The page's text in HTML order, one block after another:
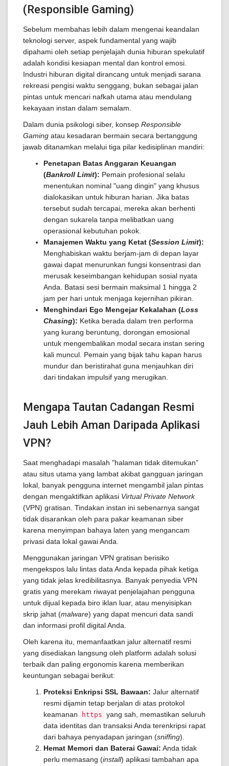
(Responsible Gaming)
Sebelum membahas lebih dalam mengenai keandalan
teknologi server, aspek fundamental yang wajib
dipahami oleh setiap penjelajah dunia hiburan spekulatif
adalah kondisi kesiapan mental dan kontrol emosi.
Industri hiburan digital dirancang untuk menjadi sarana
rekreasi pengisi waktu senggang, bukan sebagai jalan
pintas untuk mencari nafkah utama atau mendulang
kekayaan instan dalam semalam.
Dalam dunia psikologi siber, konsep Responsible
Gaming atau kesadaran bermain secara bertanggung
jawab ditanamkan melalui tiga pilar kedisiplinan mandiri:
Penetapan Batas Anggaran Keuangan
(Bankroll Limit): Pemain profesional selalu
menentukan nominal "uang dingin" yang khusus
dialokasikan untuk hiburan harian. Jika batas
tersebut sudah tercapai, mereka akan berhenti
dengan sukarela tanpa melibatkan uang
operasional kebutuhan pokok.
Manajemen Waktu yang Ketat (Session Limit):
Menghabiskan waktu berjam-jam di depan layar
gawai dapat menurunkan fungsi konsentrasi dan
merusak keseimbangan kehidupan sosial nyata
Anda. Batasi sesi bermain maksimal 1 hingga 2
jam per hari untuk menjaga kejernihan pikiran.
Menghindari Ego Mengejar Kekalahan (Loss
Chasing): Ketika berada dalam tren performa
yang kurang beruntung, dorongan emosional
untuk mengembalikan modal secara instan sering
kali muncul. Pemain yang bijak tahu kapan harus
mundur dan beristirahat guna menjauhkan diri
dari tindakan impulsif yang merugikan.
Mengapa Tautan Cadangan Resmi
Jauh Lebih Aman Daripada Aplikasi
VPN?
Saat menghadapi masalah "halaman tidak ditemukan"
atau situs utama yang lambat akibat gangguan jaringan
lokal, banyak pengguna internet mengambil jalan pintas
dengan mengaktifkan aplikasi Virtual Private Network
(VPN) gratisan. Tindakan instan ini sebenarnya sangat
tidak disarankan oleh para pakar keamanan siber
karena menyimpan bahaya laten yang mengancam
privasi data lokal gawai Anda.
Menggunakan jaringan VPN gratisan berisiko
mengekspos lalu lintas data Anda kepada pihak ketiga
yang tidak jelas kredibilitasnya. Banyak penyedia VPN
gratis yang merekam riwayat penjelajahan pengguna
untuk dijual kepada biro iklan luar, atau menyisipkan
skrip jahat (malware) yang dapat mencuri data sandi
dan informasi profil digital Anda.
Oleh karena itu, memanfaatkan jalur alternatif resmi
yang disediakan langsung oleh platform adalah solusi
terbaik dan paling ergonomis karena memberikan
keuntungan sebagai berikut:
Proteksi Enkripsi SSL Bawaan: Jalur alternatif
resmi dijamin tetap berjalan di atas protokol
keamanan
https yang sah, memastikan seluruh
data identitas dan transaksi Anda terenkripsi rapat
dari bahaya penyadapan jaringan (sniffing).
Hemat Memori dan Baterai Gawai: Anda tidak
perlu memasang (install) aplikasi tambahan apa